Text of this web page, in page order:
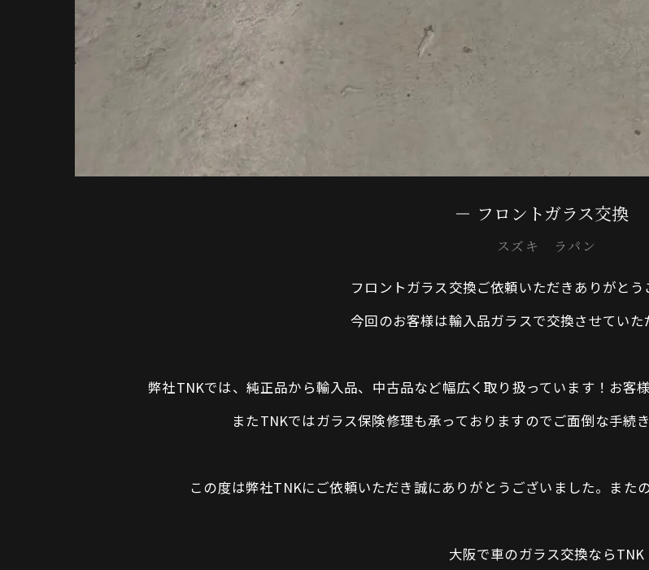
フロントガラス交換
スズキ ラパン
フロントガラス交換ご依頼いただきありがとう
今回のお客様は輸入品ガラスで交換させていた
弊社TNKでは、純正品から輸入品、中古品など幅広く取り扱っています！お客
またTNKではガラス保険修理も承っておりますのでご面倒な手続
この度は弊社TNKにご依頼いただき誠にありがとうございました。また
大阪で車のガラス交換ならTNK